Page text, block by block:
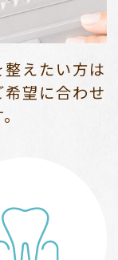
えたい方は
希望に合わせ